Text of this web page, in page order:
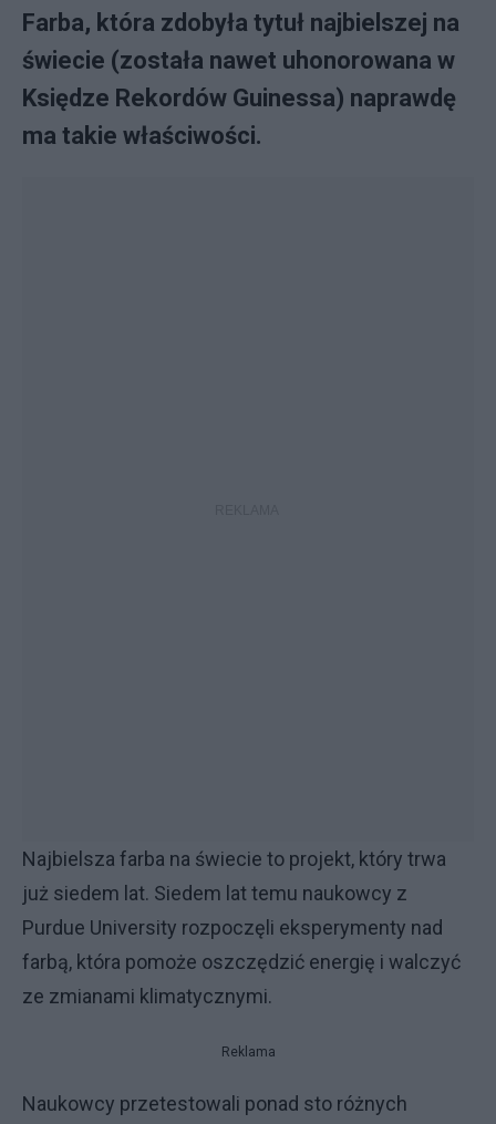
Farba, która zdobyła tytuł najbielszej na
świecie (została nawet uhonorowana w
Księdze Rekordów Guinessa) naprawdę
ma takie właściwości.
Najbielsza farba na świecie to projekt, który trwa
już siedem lat. Siedem lat temu naukowcy z
Purdue University rozpoczęli eksperymenty nad
farbą, która pomoże oszczędzić energię i walczyć
ze zmianami klimatycznymi.
Reklama
Naukowcy przetestowali ponad sto różnych